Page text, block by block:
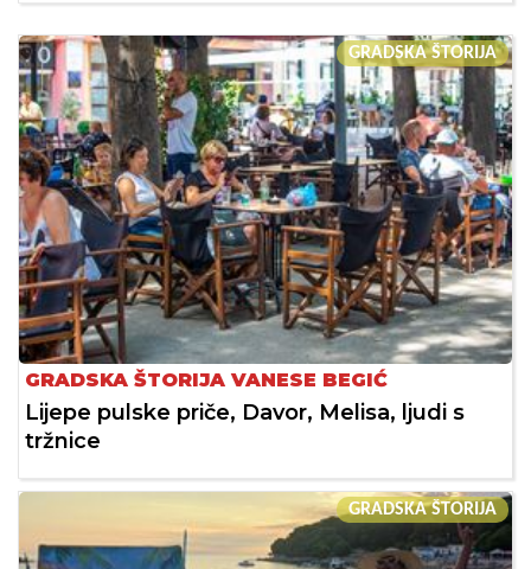
GRADSKA ŠTORIJA
GRADSKA ŠTORIJA VANESE BEGIĆ
Lijepe pulske priče, Davor, Melisa, ljudi s
tržnice
GRADSKA ŠTORIJA